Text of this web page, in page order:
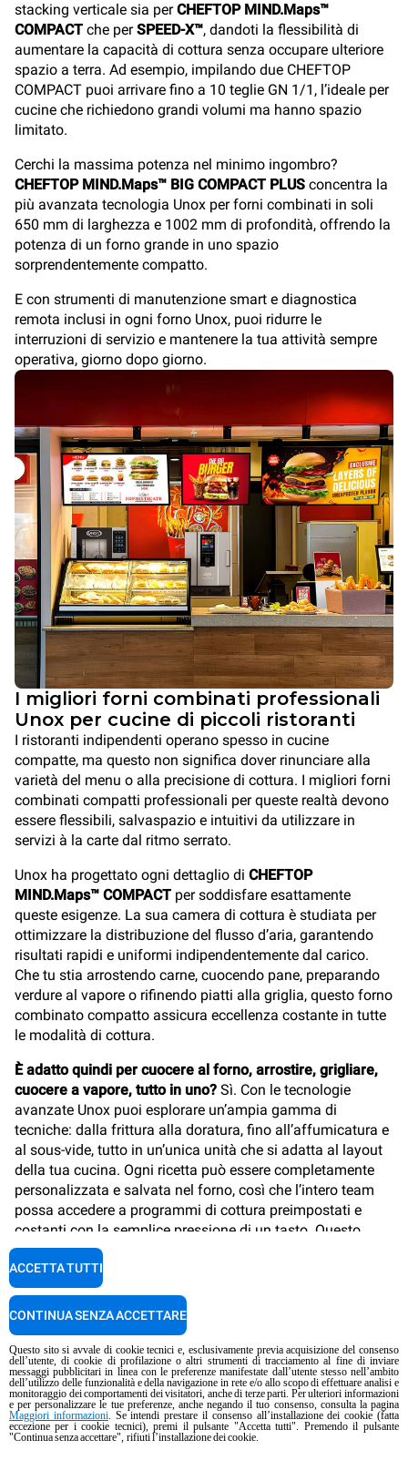
stacking verticale sia perCHEFTOP MIND.Maps™
COMPACT che perSPEED-X™, dandoti la flessibilità di
aumentare la capacità di cottura senza occupare ulteriore
spazio a terra. Ad esempio, impilando due CHEFTOP
COMPACT puoi arrivare fino a 10 teglie GN 1/1, l’ideale per
cucine che richiedono grandi volumi ma hanno spazio
limitato.
Cerchi la massima potenza nel minimo ingombro?
CHEFTOP MIND.Maps™ BIG COMPACT PLUS concentra la
più avanzata tecnologia Unox per forni combinati in soli
650 mm di larghezza e 1002 mm di profondità, offrendo la
potenza di un forno grande in uno spazio
sorprendentemente compatto.
E con strumenti di manutenzione smart e diagnostica
remota inclusi in ogni forno Unox, puoi ridurre le
interruzioni di servizio e mantenere la tua attività sempre
operativa, giorno dopo giorno.
I migliori forni combinati professionali
Unox per cucine di piccoli ristoranti
I ristoranti indipendenti operano spesso in cucine
compatte, ma questo non significa dover rinunciare alla
varietà del menu o alla precisione di cottura. I migliori forni
combinati compatti professionali per queste realtà devono
essere flessibili, salvaspazio e intuitivi da utilizzare in
servizi à la carte dal ritmo serrato.
Unox ha progettato ogni dettaglio di CHEFTOP
MIND.Maps™ COMPACT per soddisfare esattamente
queste esigenze. La sua camera di cottura è studiata per
ottimizzare la distribuzione del flusso d’aria, garantendo
risultati rapidi e uniformi indipendentemente dal carico.
Che tu stia arrostendo carne, cuocendo pane, preparando
verdure al vapore o rifinendo piatti alla griglia, questo forno
combinato compatto assicura eccellenza costante in tutte
le modalità di cottura.
È adatto quindi per cuocere al forno, arrostire, grigliare,
cuocere a vapore, tutto in uno? Sì. Con le tecnologie
avanzate Unox puoi esplorare un’ampia gamma di
tecniche: dalla frittura alla doratura, fino all’affumicatura e
al sous-vide, tutto in un’unica unità che si adatta al layout
della tua cucina. Ogni ricetta può essere completamente
personalizzata e salvata nel forno, così che l’intero team
possa accedere a programmi di cottura preimpostati e
costanti con la semplice pressione di un tasto. Questo
significa formazione più rapida, meno errori e la stessa
qualità elevata — servizio dopo servizio.
Ti stai chiedendo se esistono anche modalità di risparmio
energetico o timer programmabili?
OgniCHEFTOP MIND.Maps™ COMPACTè dotato di timer
programmabili, modalità di avvio automatico e stand-by,
oltre a funzioni smart per il risparmio energetico. Puoi
anche salvare e personalizzare le tue ricette, rendendo
semplice per il tuo team riprodurre lo stesso risultato
perfetto con un solo tocco, anche durante i servizi più
Questo sito si avvale di cookie tecnici e, esclusivamente previa acquisizione del consenso
dell’utente, di cookie di profilazione o altri strumenti di tracciamento al fine di inviare
messaggi pubblicitari in linea con le preferenze manifestate dall’utente stesso nell’ambito
dell’utilizzo delle funzionalità e della navigazione in rete e/o allo scopo di effettuare analisi e
monitoraggio dei comportamenti dei visitatori, anche di terze parti. Per ulteriori informazioni
e per personalizzare le tue preferenze, anche negando il tuo consenso, consulta la pagina
Maggiori informazioni. Se intendi prestare il consenso all’installazione dei cookie (fatta
eccezione per i cookie tecnici), premi il pulsante "Accetta tutti". Premendo il pulsante
"Continua senza accettare", rifiuti l’installazione dei cookie.
ACCETTA TUTTI
CONTINUA SENZA ACCETTARE